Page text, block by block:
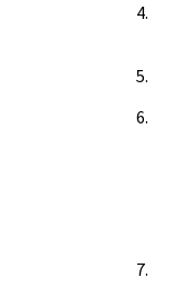
4.
5.
6.
7.